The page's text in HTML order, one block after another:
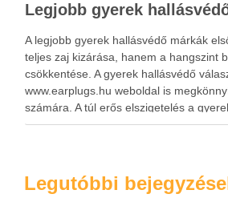
A legjobb gyerek hallásvédő márkák
teljes zaj kizárása, hanem a hangszint
csökkentése. A gyerek hallásvédő
www.earplugs.hu weboldal is
számára. A túl erős elszigetelés a
kényelmetlenséget, félelmet vagy
Legutóbbi